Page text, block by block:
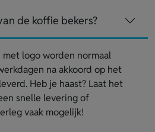
de koffie bekers?
logo worden normaal
na akkoord op het
Heb je haast? Laat het
snelle levering of
vaak mogelijk!